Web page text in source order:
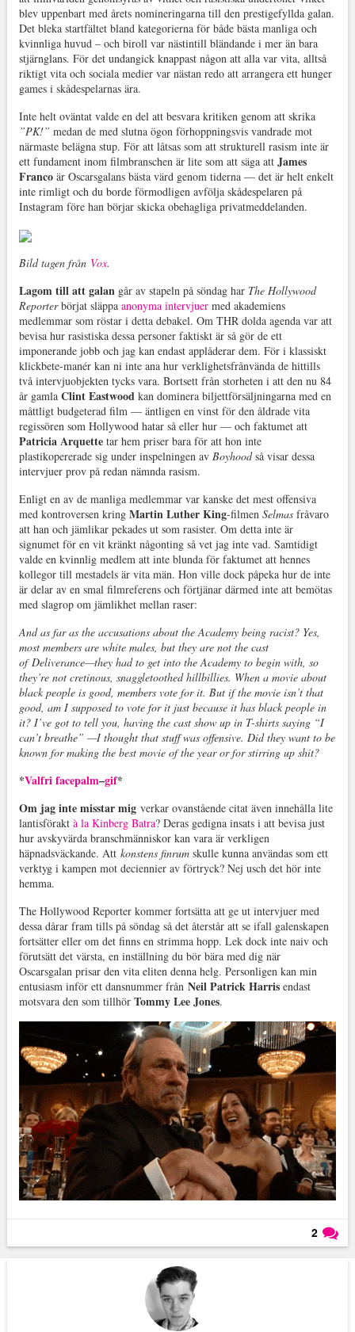
blev uppenbart med årets nomineringarna till den prestigefyllda galan.
Det bleka startfältet bland kategorierna för både bästa manliga och
kvinnliga huvud – och biroll var nästintill bländande i mer än bara
stjärnglans. För det undangick knappast någon att alla var vita, alltså
riktigt vita och sociala medier var nästan redo att arrangera ett hunger
games i skådespelarnas ära.
Inte helt oväntat valde en del att besvara kritiken genom att skrika
”PK!” medan de med slutna ögon förhoppningsvis vandrade mot
närmaste belägna stup. För att låtsas som att strukturell rasism inte är
ett fundament inom filmbranschen är lite som att säga att James
Francoär Oscarsgalans bästa värd genom tiderna — det är helt enkelt
inte rimligt och du borde förmodligen avfölja skådespelaren på
Instagram före han börjar skicka obehagliga privatmeddelanden.
Bild tagen från Vox.
Lagom till att galangår av stapeln på söndag har The Hollywood
Reporterbörjat släppa anonyma intervjuermed akademiens
medlemmar som röstar i detta debakel. Om THR dolda agenda var att
bevisa hur rasistiska dessa personer faktiskt är så gör de ett
imponerande jobb och jag kan endast applåderar dem. För i klassiskt
klickbete-manér kan ni inte ana hur verklighetsfrånvända de hittills
två intervjuobjekten tycks vara. Bortsett från storheten i att den nu 84
år gamla Clint Eastwoodkan dominera biljettförsäljningarna med en
måttligt budgeterad film — äntligen en vinst för den åldrade vita
regissören som Hollywood hatar så eller hur — och faktumet att
Patricia Arquettetar hem priser bara för att hon inte
plastikopererade sig under inspelningen av Boyhoodså visar dessa
intervjuer prov på redan nämnda rasism.
Enligt en av de manliga medlemmar var kanske det mest offensiva
med kontroversen kring Martin Luther King-filmen Selmasfråvaro
att han och jämlikar pekades ut som rasister. Om detta inte är
signumet för en vit kränkt någonting så vet jag inte vad. Samtidigt
valde en kvinnlig medlem att inte blunda för faktumet att hennes
kollegor till mestadels är vita män. Hon ville dock påpeka hur de inte
är delar av en smal filmreferens och förtjänar därmed inte att bemötas
med slagrop om jämlikhet mellan raser:
And as far as the accusations about the Academy being racist? Yes,
most members are white males, but they are not the cast
ofDeliverance—they had to get into the Academy to begin with, so
they’re not cretinous, snaggletoothed hillbillies. When a movie about
black people is good, members vote for it. But if the movie isn’t that
good, am I supposed to vote for it just because it has black people in
it? I’ve got to tell you, having the cast show up in T-shirts saying “I
can’t breathe” —I thought that stuff was offensive. Did they want to be
known for making the best movie of the year or for stirring up shit?
*Valfrifacepalm–gif*
Om jag inte misstar migverkar ovanstående citat även innehålla lite
lantisförakt à la Kinberg Batra? Deras gedigna insats i att bevisa just
hur avskyvärda branschmänniskor kan vara är verkligen
häpnadsväckande. Att konstens finrumskulle kunna användas som ett
verktyg i kampen mot deciennier av förtryck? Nej usch det hör inte
hemma.
The Hollywood Reporter kommer fortsätta att ge ut intervjuer med
dessa dårar fram tills på söndag så det återstår att se ifall galenskapen
fortsätter eller om det finns en strimma hopp. Lek dock inte naiv och
förutsätt det värsta, en inställning du bör bära med dig när
Oscarsgalan prisar den vita eliten denna helg. Personligen kan min
entusiasm inför ett dansnummer från Neil Patrick Harrisendast
motsvara den som tillhör Tommy Lee Jones.
2